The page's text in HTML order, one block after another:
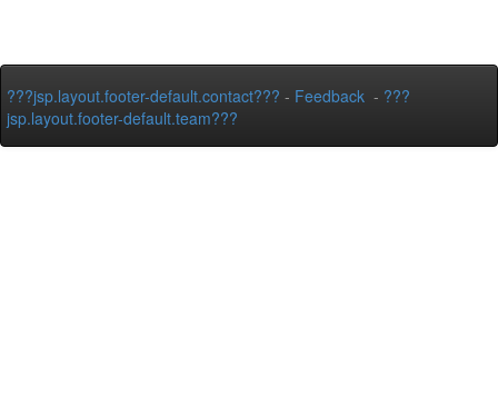
???jsp.layout.footer-default.contact??? - Feedback - ???
jsp.layout.footer-default.team???